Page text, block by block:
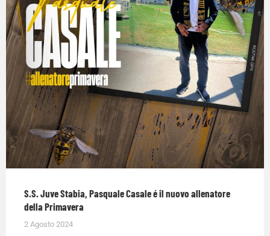
S.S. Juve Stabia, Pasquale Casale é il nuovo allenatore
della Primavera
2 Agosto 2024